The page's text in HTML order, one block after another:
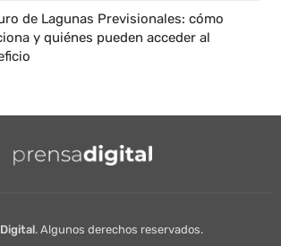
de Lagunas Previsionales: cómo
y quiénes pueden acceder al
. Algunos derechos reservados.